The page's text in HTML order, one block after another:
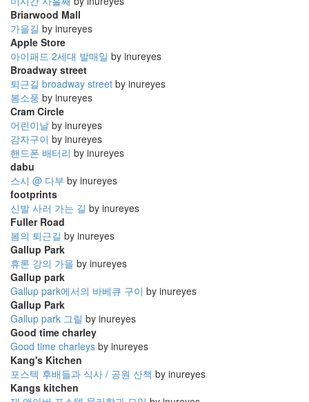
Briarwood Mall
가을길 by inureyes
Apple Store
아이패드 2세대 발매일 by inureyes
Broadway street
퇴근길 broadway street by inureyes
봄소풍 by inureyes
Cram Circle
어린이날 by inureyes
감자구이 by inureyes
핸드폰 배터리 by inureyes
dabu
스시 @ 다부 by inureyes
footprints
신발 사러 가는 길 by inureyes
Fuller Road
봄의 퇴근길 by inureyes
Gallup Park
휴론 강의 가을 by inureyes
Gallup park
Gallup park에서의 바베큐 구이 by inureyes
Gallup Park
Gallup park 그릴 by inureyes
Good time charley
Good time charleys by inureyes
Kang's Kitchen
포스텍 후배들과 식사 / 공원 산책 by inureyes
Kangs kitchen